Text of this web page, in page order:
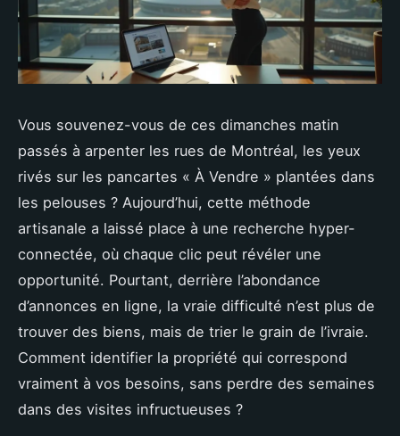
Vous souvenez-vous de ces dimanches matin
passés à arpenter les rues de Montréal, les yeux
rivés sur les pancartes « À Vendre » plantées dans
les pelouses ? Aujourd’hui, cette méthode
artisanale a laissé place à une recherche hyper-
connectée, où chaque clic peut révéler une
opportunité. Pourtant, derrière l’abondance
d’annonces en ligne, la vraie difficulté n’est plus de
trouver des biens, mais de trier le grain de l’ivraie.
Comment identifier la propriété qui correspond
vraiment à vos besoins, sans perdre des semaines
dans des visites infructueuses ?